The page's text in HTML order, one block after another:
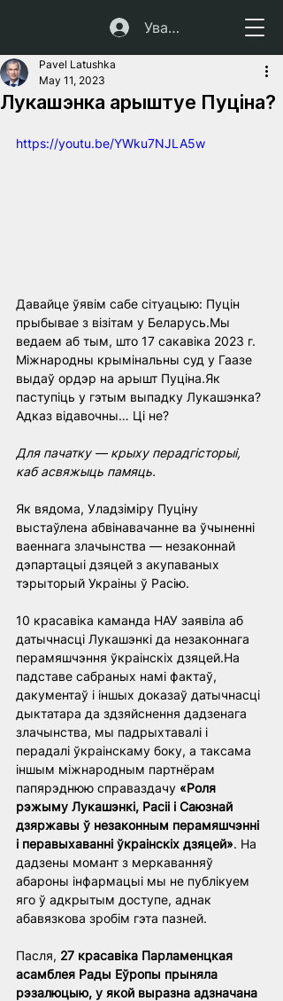
Увайсці
Лукашэнка арыштуе Пуціна?
Pavel Latushka
May 11, 2023
https://youtu.be/YWku7NJLA5w
Давайце ўявім сабе сітуацыю: Пуцін
прыбывае з візітам у Беларусь.Мы
ведаем аб тым, што 17 сакавіка 2023 г.
Міжнародны крымінальны суд у Гаазе
выдаў ордэр на арышт Пуціна.Як
паступіць у гэтым выпадку Лукашэнка?
Адказ відавочны… Ці не?
Для пачатку — крыху перадгісторыі,
каб асвяжыць памяць.
Як вядома, Уладзіміру Пуціну
выстаўлена абвінавачанне ва ўчыненні
ваеннага злачынства — незаконнай
дэпартацыі дзяцей з акупаваных
тэрыторый Украіны ў Расію.
10 красавіка каманда НАУ заявіла аб
датычнасці Лукашэнкі да незаконнага
перамяшчэння ўкраінскіх дзяцей.На
падставе сабраных намі фактаў,
дакументаў і іншых доказаў датычнасці
дыктатара да здзяйснення дадзенага
злачынства, мы падрыхтавалі і
перадалі ўкраінскаму боку, а таксама
іншым міжнародным партнёрам
папярэднюю справаздачу «Роля
рэжыму Лукашэнкі, Расіі і Саюзнай
дзяржавы ў незаконным перамяшчэнні
і перавыхаванні ўкраінскіх дзяцей». На
дадзены момант з меркаванняў
абароны інфармацыі мы не публікуем
яго ў адкрытым доступе, аднак
абавязкова зробім гэта пазней.
Пасля, 27 красавіка Парламенцкая
асамблея Рады Еўропы прыняла
рэзалюцыю, у якой выразна адзначана